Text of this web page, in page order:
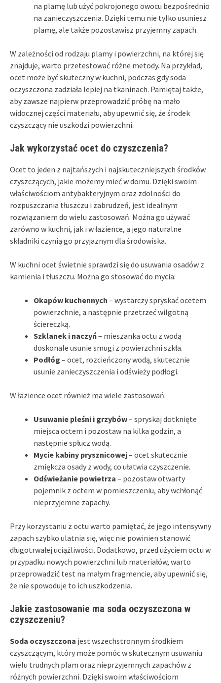
na plamę lub użyć pokrojonego owocu bezpośrednio
na zanieczyszczenia. Dzięki temu nie tylko usuniesz
plamę, ale także pozostawisz przyjemny zapach.
W zależności od rodzaju plamy i powierzchni, na której się
znajduje, warto przetestować różne metody. Na przykład,
ocet może być skuteczny w kuchni, podczas gdy soda
oczyszczona zadziała lepiej na tkaninach. Pamiętaj także,
aby zawsze najpierw przeprowadzić próbę na mało
widocznej części materiału, aby upewnić się, że środek
czyszczący nie uszkodzi powierzchni.
Jak wykorzystać ocet do czyszczenia?
Ocet to jeden z najtańszych i najskuteczniejszych środków
czyszczących, jakie możemy mieć w domu. Dzięki swoim
właściwościom antybakteryjnym oraz zdolności do
rozpuszczania tłuszczu i zabrudzeń, jest idealnym
rozwiązaniem do wielu zastosowań. Można go używać
zarówno w kuchni, jak i w łazience, a jego naturalne
składniki czynią go przyjaznym dla środowiska.
W kuchni ocet świetnie sprawdzi się do usuwania osadów z
kamienia i tłuszczu. Można go stosować do mycia:
Okapów kuchennych – wystarczy spryskać ocetem
powierzchnie, a następnie przetrzeć wilgotną
ściereczką.
Szklanek i naczyń– mieszanka octu z wodą
doskonale usunie smugi z powierzchni szkła.
Podłóg – ocet, rozcieńczony wodą, skutecznie
usunie zanieczyszczenia i odświeży podłogi.
W łazience ocet również ma wiele zastosowań:
Usuwanie pleśni i grzybów– spryskaj dotknięte
miejsca octem i pozostaw na kilka godzin, a
następnie spłucz wodą.
Mycie kabiny prysznicowej– ocet skutecznie
zmiękcza osady z wody, co ułatwia czyszczenie.
Odświeżanie powietrza – pozostaw otwarty
pojemnik z octem w pomieszczeniu, aby wchłonąć
nieprzyjemne zapachy.
Przy korzystaniu z octu warto pamiętać, że jego intensywny
zapach szybko ulatnia się, więc nie powinien stanowić
długotrwałej uciążliwości. Dodatkowo, przed użyciem octu w
przypadku nowych powierzchni lub materiałów, warto
przeprowadzić test na małym fragmencie, aby upewnić się,
że nie spowoduje to ich uszkodzenia.
Jakie zastosowanie ma soda oczyszczona w
czyszczeniu?
Soda oczyszczona jest wszechstronnym środkiem
czyszczącym, który może pomóc w skutecznym usuwaniu
wielu trudnych plam oraz nieprzyjemnych zapachów z
różnych powierzchni. Dzięki swoim właściwościom